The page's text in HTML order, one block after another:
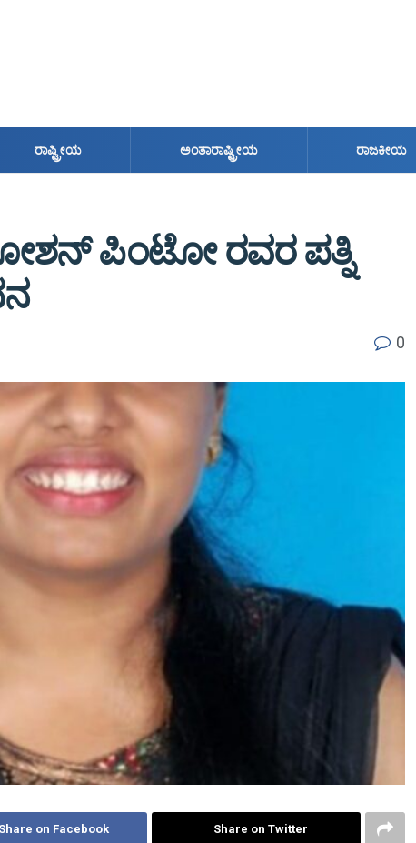
ರಾಷ್ಟ್ರೀಯ ಅಂತಾರಾಷ್ಟ್ರೀಯ ರಾಜಕೀಯ
ಪಿಂಟೋ ರವರ ಪತ್ನಿ
0
Share on Facebook Share on Twitter